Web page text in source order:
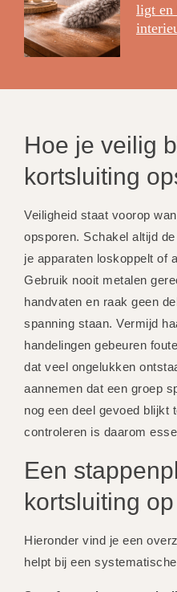
ligt en
Hoe je veilig
kortsluiting
Veiligheid staat voorop
opsporen. Schakel altijd
je apparaten loskoppelt of
Gebruik nooit metalen
handvaten en raak geen
spanning staan. Vermijd
handelingen gebeuren
dat veel ongelukken
aannemen dat een groep
nog een deel gevoed blijkt
controleren is daarom
Een
kortsluiting
Hieronder vind je een
helpt bij een